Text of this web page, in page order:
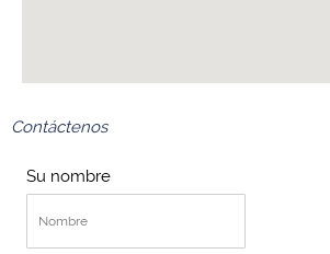
Contáctenos
Su nombre